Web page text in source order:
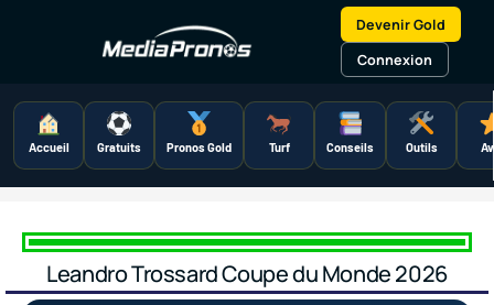
Devenir Gold
Connexion
Accueil Gratuits Pronos Gold Turf Conseils Outils
Leandro Trossard Coupe du Monde 2026